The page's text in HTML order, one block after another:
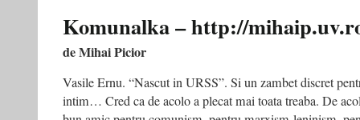
Vasile
–
febr
2008
Komunalka – http://
de Mihai Picior
Vasile Ernu. “Nascut in URSS”. Si un zambet discret
intim… Cred ca de acolo a plecat mai toata treaba. De